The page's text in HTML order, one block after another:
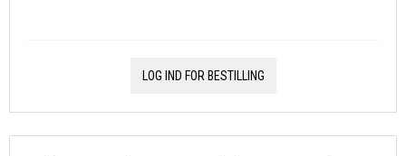
LOG IND FOR BESTILLING